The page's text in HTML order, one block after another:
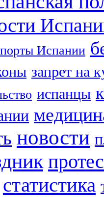
Испании
запрет на
испанцы
новости
статистика